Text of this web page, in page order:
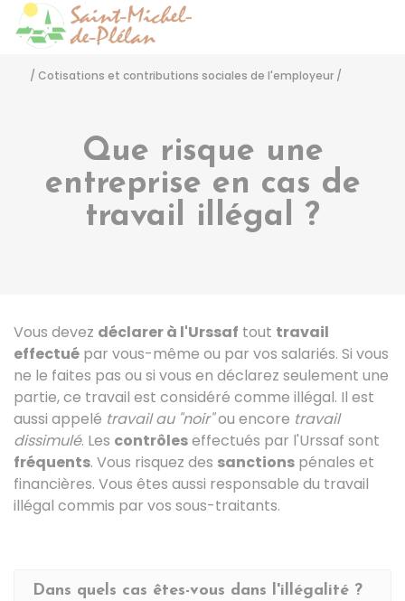
/ Cotisations et contributions sociales de l'employeur /
Que risque une
entreprise en cas de
travail illégal ?
Vous devez déclarer à l'Urssaf tout travail
effectué par vous-même ou par vos salariés. Si vous
ne le faites pas ou si vous en déclarez seulement une
partie, ce travail est considéré comme illégal. Il est
aussi appelé travail au "noir"ou encore travail
dissimulé. Les contrôleseffectués par l'Urssaf sont
fréquents. Vous risquez des sanctions pénales et
financières. Vous êtes aussi responsable du travail
illégal commis par vos sous-traitants.
Dans quels cas êtes-vous dans l'illégalité ?